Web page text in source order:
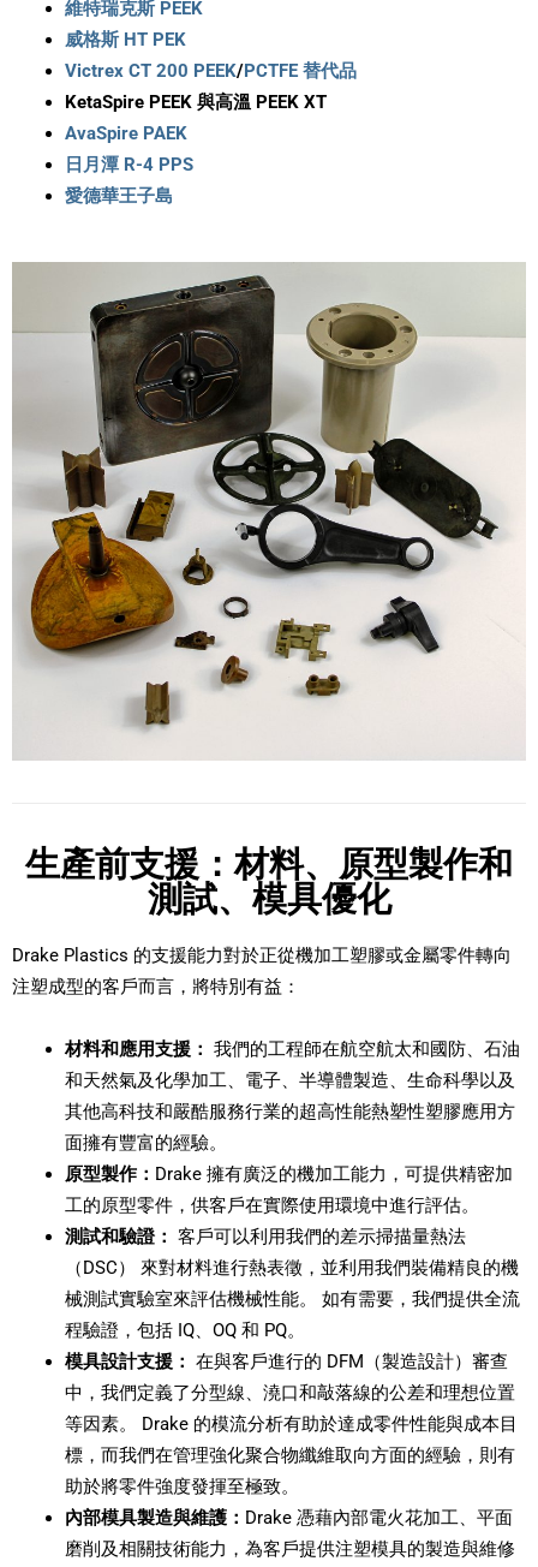
維特瑞克斯 PEEK
威格斯 HT PEK
Victrex CT 200 PEEK/PCTFE 替代品
KetaSpirePEEK 與高溫 PEEK XT
AvaSpirePAEK
日月潭 R-4 PPS
愛德華王子島
生產前支援：材料、原型製作和
測試、模具優化
Drake Plastics 的支援能力對於正從機加工塑膠或金屬零件轉向
注塑成型的客戶而言，將特別有益：
材料和應用支援： 我們的工程師在航空航太和國防、石油
和天然氣及化學加工、電子、半導體製造、生命科學以及
其他高科技和嚴酷服務行業的超高性能熱塑性塑膠應用方
面擁有豐富的經驗。
原型製作： Drake 擁有廣泛的機加工能力，可提供精密加
工的原型零件，供客戶在實際使用環境中進行評估。
測試和驗證： 客戶可以利用我們的差示掃描量熱法
（DSC） 來對材料進行熱表徵，並利用我們裝備精良的機
械測試實驗室來評估機械性能。 如有需要，我們提供全流
程驗證，包括 IQ、OQ 和 PQ。
模具設計支援： 在與客戶進行的 DFM（製造設計）審查
中，我們定義了分型線、澆口和敲落線的公差和理想位置
等因素。 Drake 的模流分析有助於達成零件性能與成本目
標，而我們在管理強化聚合物纖維取向方面的經驗，則有
助於將零件強度發揮至極致。
內部模具製造與維護： Drake 憑藉內部電火花加工、平面
磨削及相關技術能力，為客戶提供注塑模具的製造與維修